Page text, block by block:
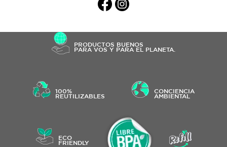
PRODUCTOS BUENOS
PARA VOS Y PARA EL PLANETA.
100%
REUTILIZABLES
CONCIENCIA
AMBIENTAL
ECO
FRIENDLY